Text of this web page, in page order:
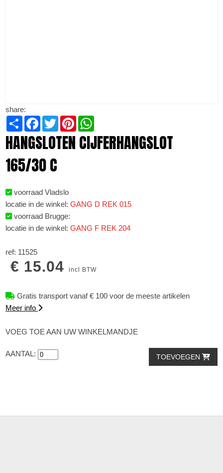
share:
Share Facebook
TwitterPinterest
HANGSLOTEN CIJFERHANGSLOT
165/30 C
voorraad Vladslo
locatie in de winkel:GANG D REK 015
voorraad Brugge:
locatie in de winkel:GANG F REK 204
ref: 11525
€ 15.04incl BTW
Gratis transport vanaf € 100 voor de meeste artikelen
Meer info
VOEG TOE AAN UW WINKELMANDJE
AANTAL: TOEVOEGEN